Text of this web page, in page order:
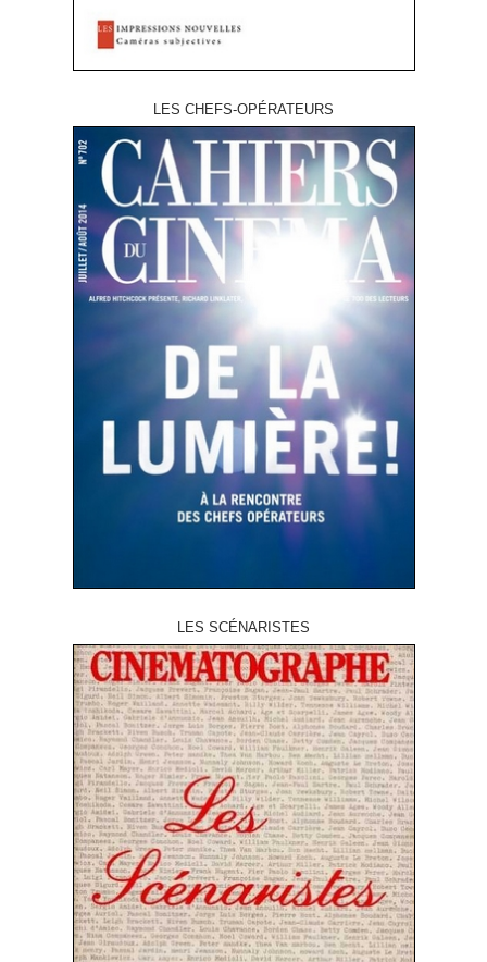
LES CHEFS-OPÉRATEURS
LES SCÉNARISTES